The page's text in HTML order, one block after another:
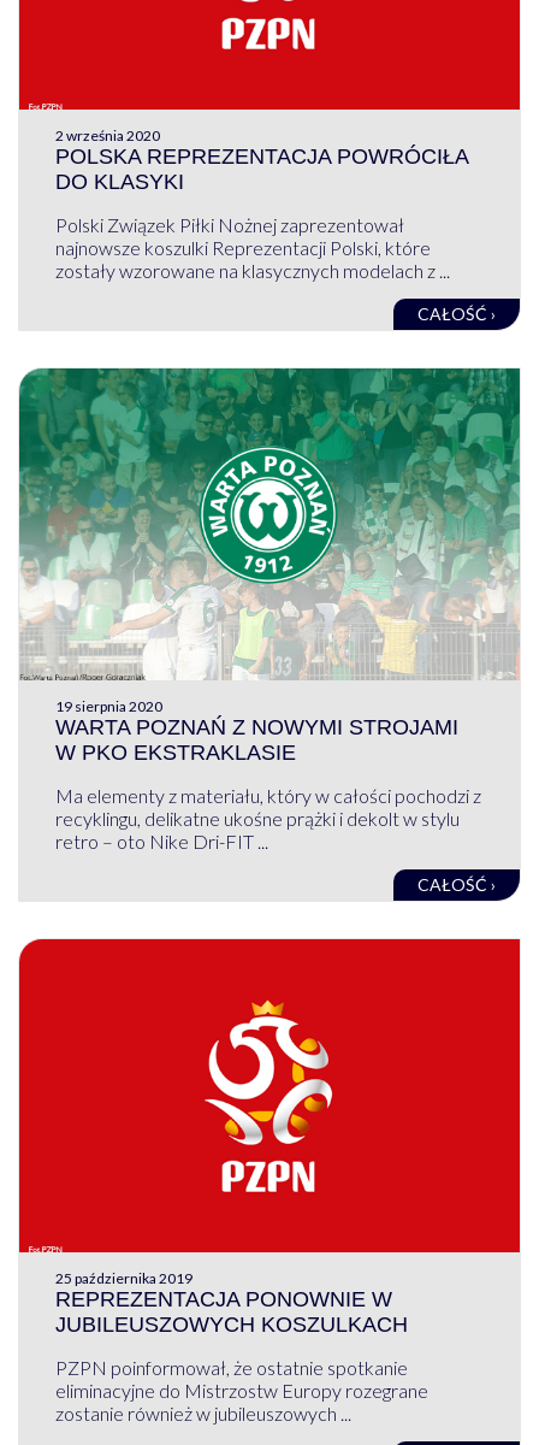
2 września 2020
POLSKA REPREZENTACJA POWRÓCIŁA
DO KLASYKI
Polski Związek Piłki Nożnej zaprezentował
najnowsze koszulki Reprezentacji Polski, które
zostały wzorowane na klasycznych modelach z ...
CAŁOŚĆ ›
19 sierpnia 2020
WARTA POZNAŃ Z NOWYMI STROJAMI
W PKO EKSTRAKLASIE
Ma elementy z materiału, który w całości pochodzi z
recyklingu, delikatne ukośne prążki i dekolt w stylu
retro – oto Nike Dri-FIT ...
CAŁOŚĆ ›
25 października 2019
REPREZENTACJA PONOWNIE W
JUBILEUSZOWYCH KOSZULKACH
PZPN poinformował, że ostatnie spotkanie
eliminacyjne do Mistrzostw Europy rozegrane
zostanie również w jubileuszowych ...